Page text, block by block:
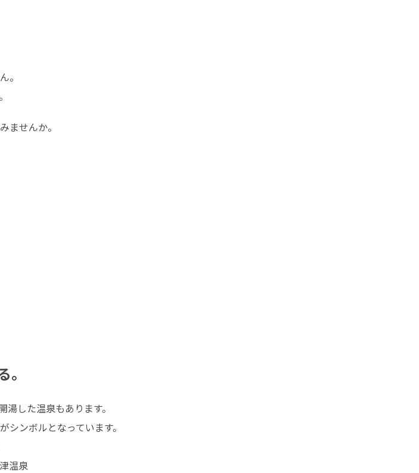
。
ませんか。
した温泉もあります。
ンボルとなっています。
温泉